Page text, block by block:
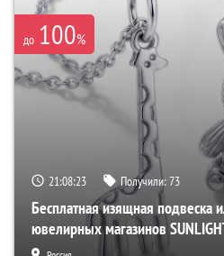
до 100%
21:08:21 Получили:73
Бесплатная изящная подвеска
ювелирных магазинов